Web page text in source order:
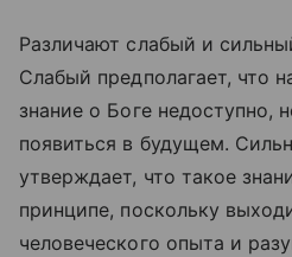
Различают слабый и
Слабый предполагает, что
знание о Боге недоступно,
появиться в будущем.
утверждает, что такое
принципе, поскольку
человеческого опыта и